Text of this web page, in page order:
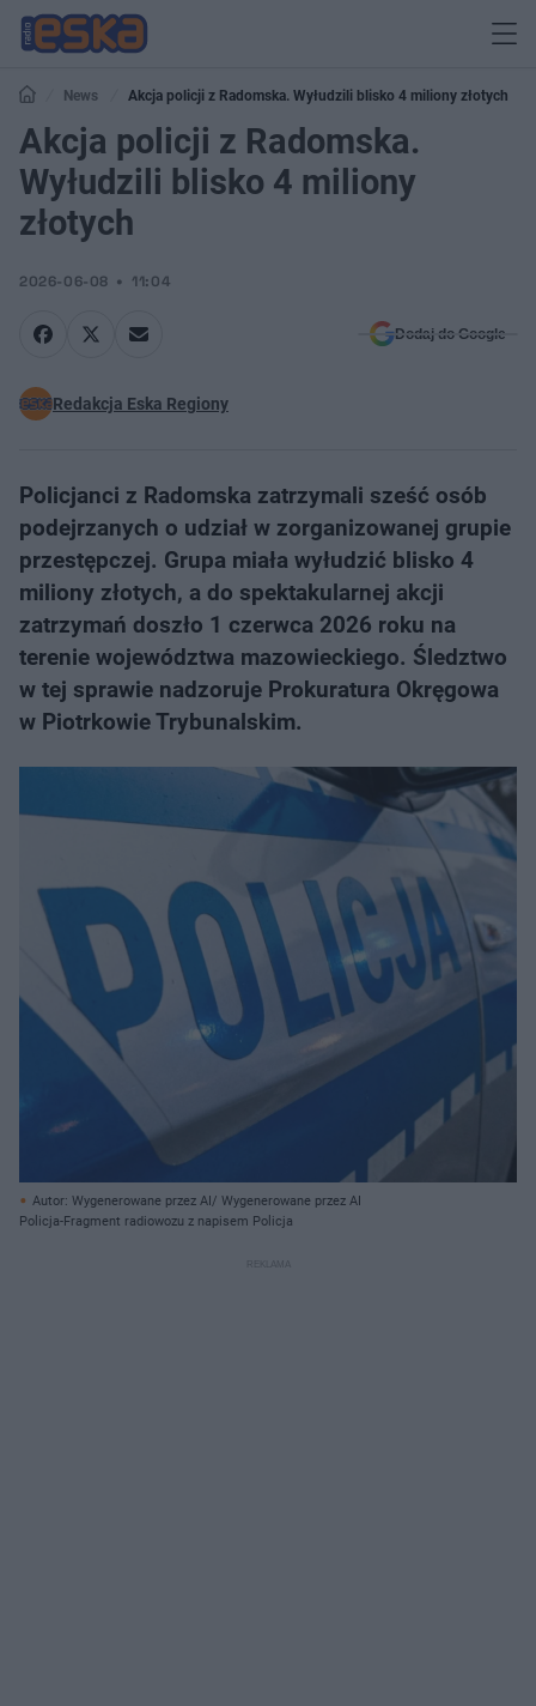
News Akcja policji z Radomska. Wyłudzili blisko 4 miliony złotych
Akcja policji z Radomska.
Wyłudzili blisko 4 miliony
złotych
2026-06-08 11:04
Dodaj do Google
Redakcja Eska Regiony
Policjanci z Radomska zatrzymali sześć osób
podejrzanych o udział w zorganizowanej grupie
przestępczej. Grupa miała wyłudzić blisko 4
miliony złotych, a do spektakularnej akcji
zatrzymań doszło 1 czerwca 2026 roku na
terenie województwa mazowieckiego. Śledztwo
w tej sprawie nadzoruje Prokuratura Okręgowa
w Piotrkowie Trybunalskim.
Autor: Wygenerowane przez AI/ Wygenerowane przez AI
Policja-Fragment radiowozu z napisem Policja